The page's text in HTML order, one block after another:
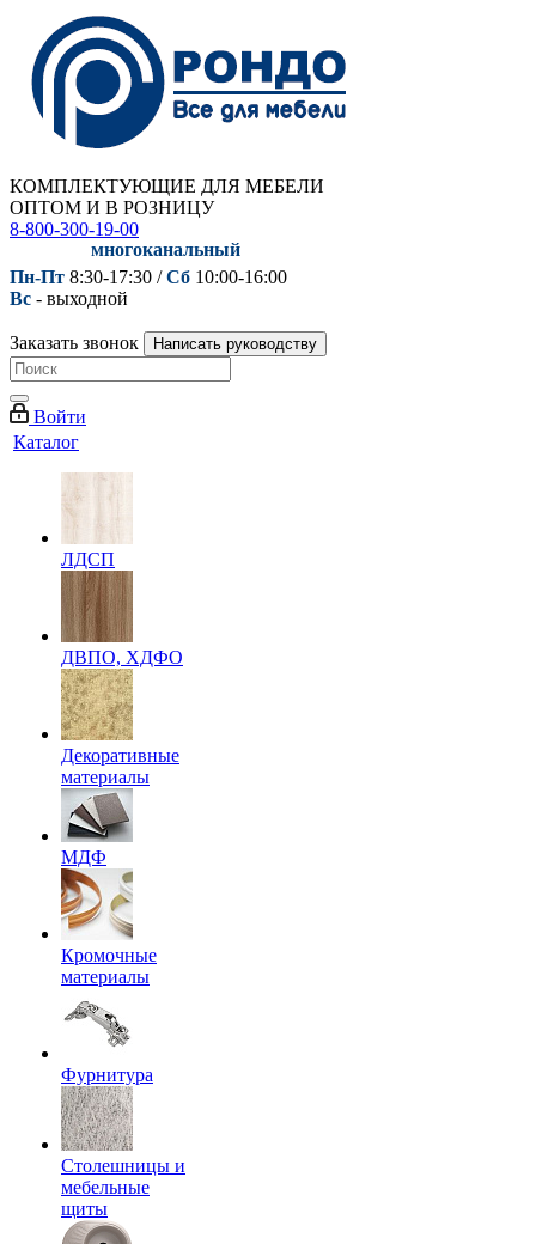
КОМПЛЕКТУЮЩИЕ ДЛЯ МЕБЕЛИ
ОПТОМ И В РОЗНИЦУ
8-800-300-19-00
многоканальный
Пн-Пт 8:30-17:30 /Сб 10:00-16:00
Вс - выходной
Заказать звонок Написать руководству
Войти
Каталог
ЛДСП
ДВПО, ХДФО
Декоративные
материалы
МДФ
Кромочные
материалы
Фурнитура
Столешницы и
мебельные
щиты